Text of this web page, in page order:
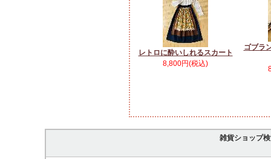
レトロに酔いしれるスカート
8,800円(税込)
ゴブラ
雑貨ショップ